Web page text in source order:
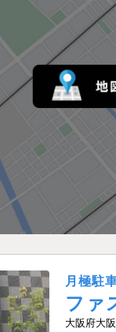
月極駐
ファ
大阪府大